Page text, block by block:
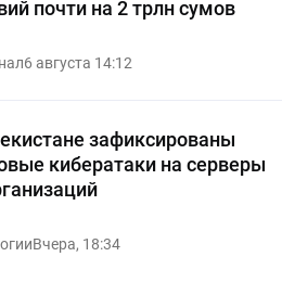
почти на 2 трлн сумов
6 августа 14:12
зафиксированы
кибератаки на серверы
Вчера, 18:34